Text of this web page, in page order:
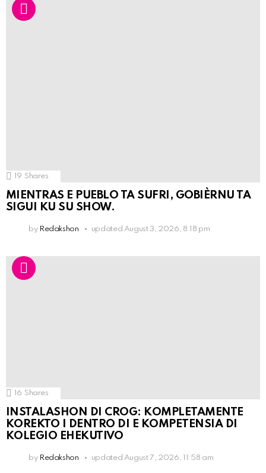
19 Shares
MIENTRAS E PUEBLO TA SUFRI, GOBIÈRNU TA
SIGUI KU SU SHOW.
by Redakshon updated August 3, 2026, 8:18 pm
16 Shares
INSTALASHON DI CROG: KOMPLETAMENTE
KOREKTO I DENTRO DI E KOMPETENSIA DI
KOLEGIO EHEKUTIVO
by Redakshon updated August 7, 2026, 11:58 am